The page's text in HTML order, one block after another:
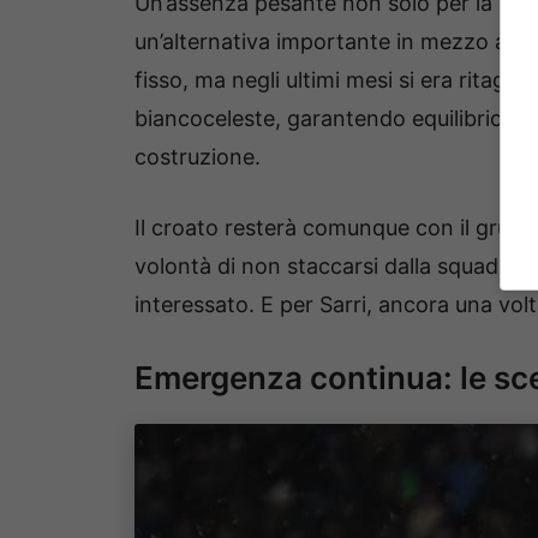
un’alternativa importante in mezzo al
fisso, ma negli ultimi mesi si era
biancoceleste, garantendo equilibrio,
costruzione.
Il croato resterà comunque con il
volontà di non staccarsi dalla
interessato. E per Sarri, ancora una
Emergenza continua: le